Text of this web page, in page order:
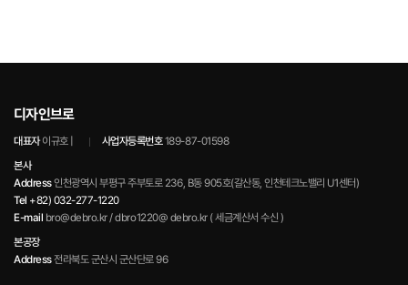
디자인브로
대표자이규호 | 사업자등록번호189-87-01598
본사
Address인천광역시 부평구 주부토로 236, B동 905호(갈산동, 인천테크노밸리 U1센터)
Tel +82) 032-277-1220
E-mail bro@debro.kr / dbro1220@ debro.kr ( 세금계산서 수신 )
본공장
Address전라북도 군산시 군산단로 96